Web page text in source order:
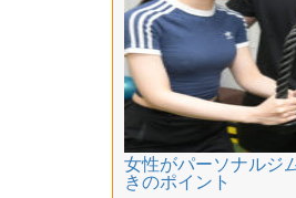
女性がパーソナルジ
きのポイント